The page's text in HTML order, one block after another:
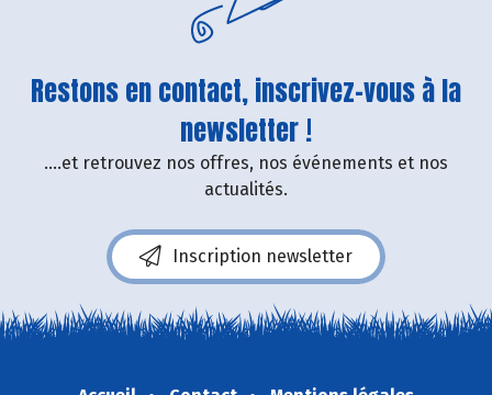
Restons en contact, inscrivez-vous à la
newsletter !
....et retrouvez nos offres, nos événements et nos
actualités.
Inscription newsletter